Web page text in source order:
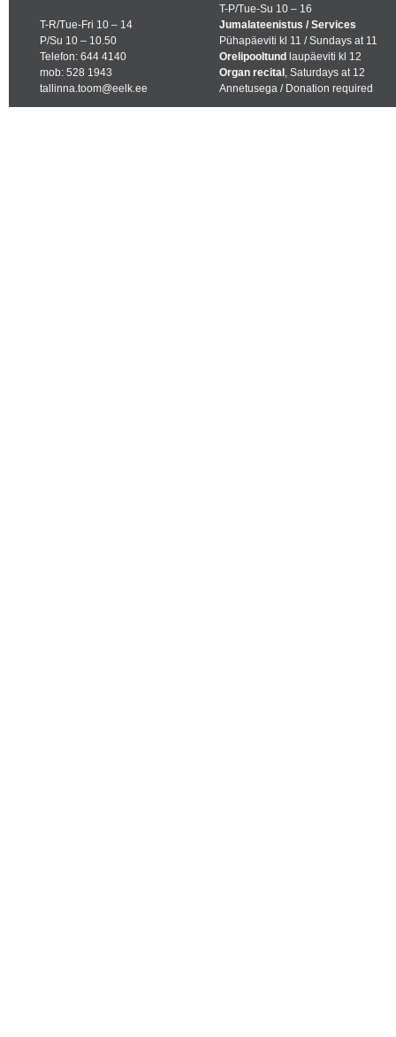
T-R/Tue-Fri 10 – 14
P/Su 10 – 10.50
Telefon: 644 4140
mob: 528 1943
tallinna.toom@eelk.ee
T-P/Tue-Su 10 – 16
Jumalateenistus / Services
Pühapäeviti kl 11 / Sundays at 11
Orelipooltund laupäeviti kl 12
Organ recital , Saturdays at 12
Annetusega / Donation required